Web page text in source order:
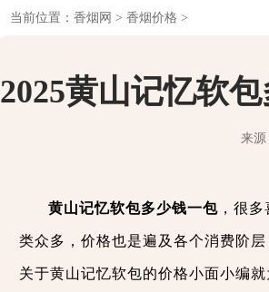
当前位置： 香烟网 > 香烟价格 >
2025黄山记忆软
来源
黄山记忆软包多少钱一包 ，很
类众多，价格也是遍及各个消费阶
关于黄山记忆软包的价格小面小编